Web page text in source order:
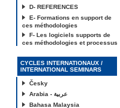
D- REFERENCES
E- Formations en support de
ces méthodologies
F- Les logiciels supports de
ces méthodologies et processus
CYCLES INTERNATIONAUX /
INTERNATIONAL SEMINARS
Česky
Arabia - عربية
Bahasa Malaysia